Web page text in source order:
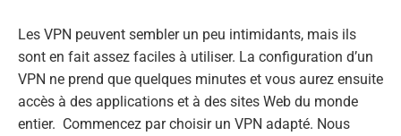
Les VPN peuvent sembler un peu intimidants, mais ils
sont en fait assez faciles à utiliser. La configuration d’un
VPN ne prend que quelques minutes et vous aurez ensuite
accès à des applications et à des sites Web du monde
entier. Commencez par choisir un VPN adapté. Nous